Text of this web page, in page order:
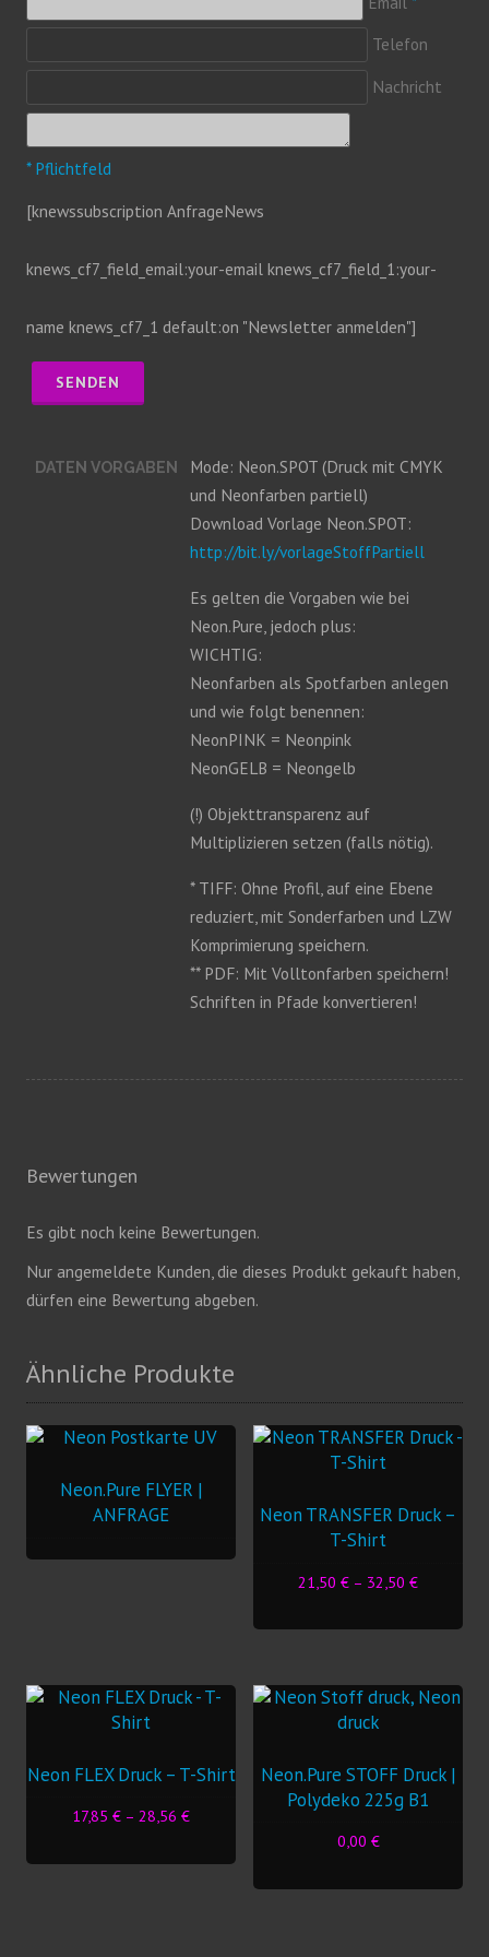
Telefon
Nachricht
* Pflichtfeld
[knewssubscription AnfrageNews
knews_cf7_field_email:your-email knews_cf7_field_1:your-
name knews_cf7_1 default:on "Newsletter anmelden"]
DATEN VORGABEN
Mode: Neon.SPOT (Druck mit CMYK
und Neonfarben partiell)
Download Vorlage Neon.SPOT:
http://bit.ly/vorlageStoffPartiell
Es gelten die Vorgaben wie bei
Neon.Pure, jedoch plus:
WICHTIG:
Neonfarben als Spotfarben anlegen
und wie folgt benennen:
NeonPINK = Neonpink
NeonGELB = Neongelb
(!) Objekttransparenz auf
Multiplizieren setzen (falls nötig).
* TIFF: Ohne Profil, auf eine Ebene
reduziert, mit Sonderfarben und LZW
Komprimierung speichern.
** PDF: Mit Volltonfarben speichern!
Schriften in Pfade konvertieren!
Bewertungen
Es gibt noch keine Bewertungen.
Nur angemeldete Kunden, die dieses Produkt gekauft haben,
dürfen eine Bewertung abgeben.
Ähnliche Produkte
Neon.Pure FLYER |
ANFRAGE
Neon TRANSFER Druck –
T-Shirt
21,50 € – 32,50 €
mehrere
Varianten
Die
Optionen
auf
Produktseite
Neon FLEX Druck – T-Shirt
17,85 € – 28,56 €
Neon.Pure STOFF Druck |
Polydeko 225g B1
0,00 €